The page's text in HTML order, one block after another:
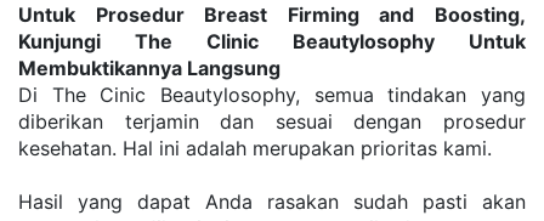
Untuk Prosedur Breast Firming and Boosting,
Kunjungi The Clinic Beautylosophy Untuk
Membuktikannya Langsung
Di The Cinic Beautylosophy, semua tindakan yang
diberikan terjamin dan sesuai dengan prosedur
kesehatan. Hal ini adalah merupakan prioritas kami.
Hasil yang dapat Anda rasakan sudah pasti akan